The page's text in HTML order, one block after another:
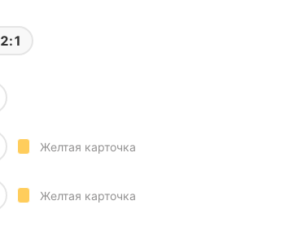
2:1
Желтая карточка
Желтая карточка